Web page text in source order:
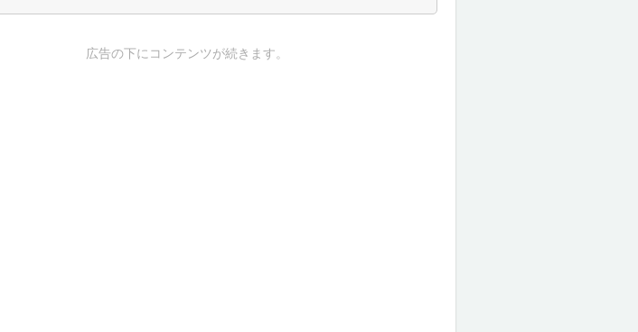
広告の下にコンテンツが続きます。